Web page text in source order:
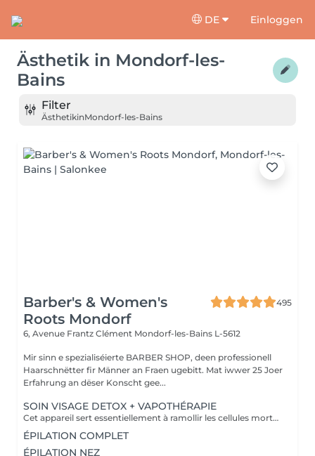
DE Einloggen
Ästhetik in Mondorf-les-
Bains
Filter
ÄsthetikinMondorf-les-Bains
Barber's & Women's
Roots Mondorf
495
6, Avenue Frantz Clément Mondorf-les-Bains L-5612
Mir sinn e spezialiséierte BARBER SHOP, deen professionell
Haarschnëtter fir Männer an Fraen ugebitt. Mat iwwer 25 Joer
Erfahrung an dëser Konscht gee...
SOIN VISAGE DETOX + VAPOTHÉRAPIE
Cet appareil sert essentiellement à ramollir les cellules mortes de la peau et prépare la peau de manière optimale au soin correspondant. Le Vapozone permet ainsi d'ouvrir les pores pour un nettoyage en profondeur de la peau. La vapeur + l'ozone pénètre en profondeur dans les pores et nettoie les impuretés, le gras, les points noirs et les restes de maquillage. La vapeur peut donc aider à éliminer les toxines de l'épiderme.
ÉPILATION COMPLET
ÉPILATION NEZ